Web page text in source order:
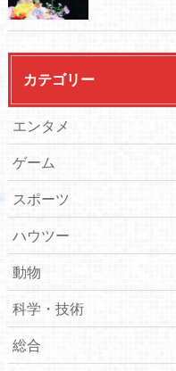
カテゴリー
エンタメ
ゲーム
スポーツ
ハウツー
動物
科学・技術
総合